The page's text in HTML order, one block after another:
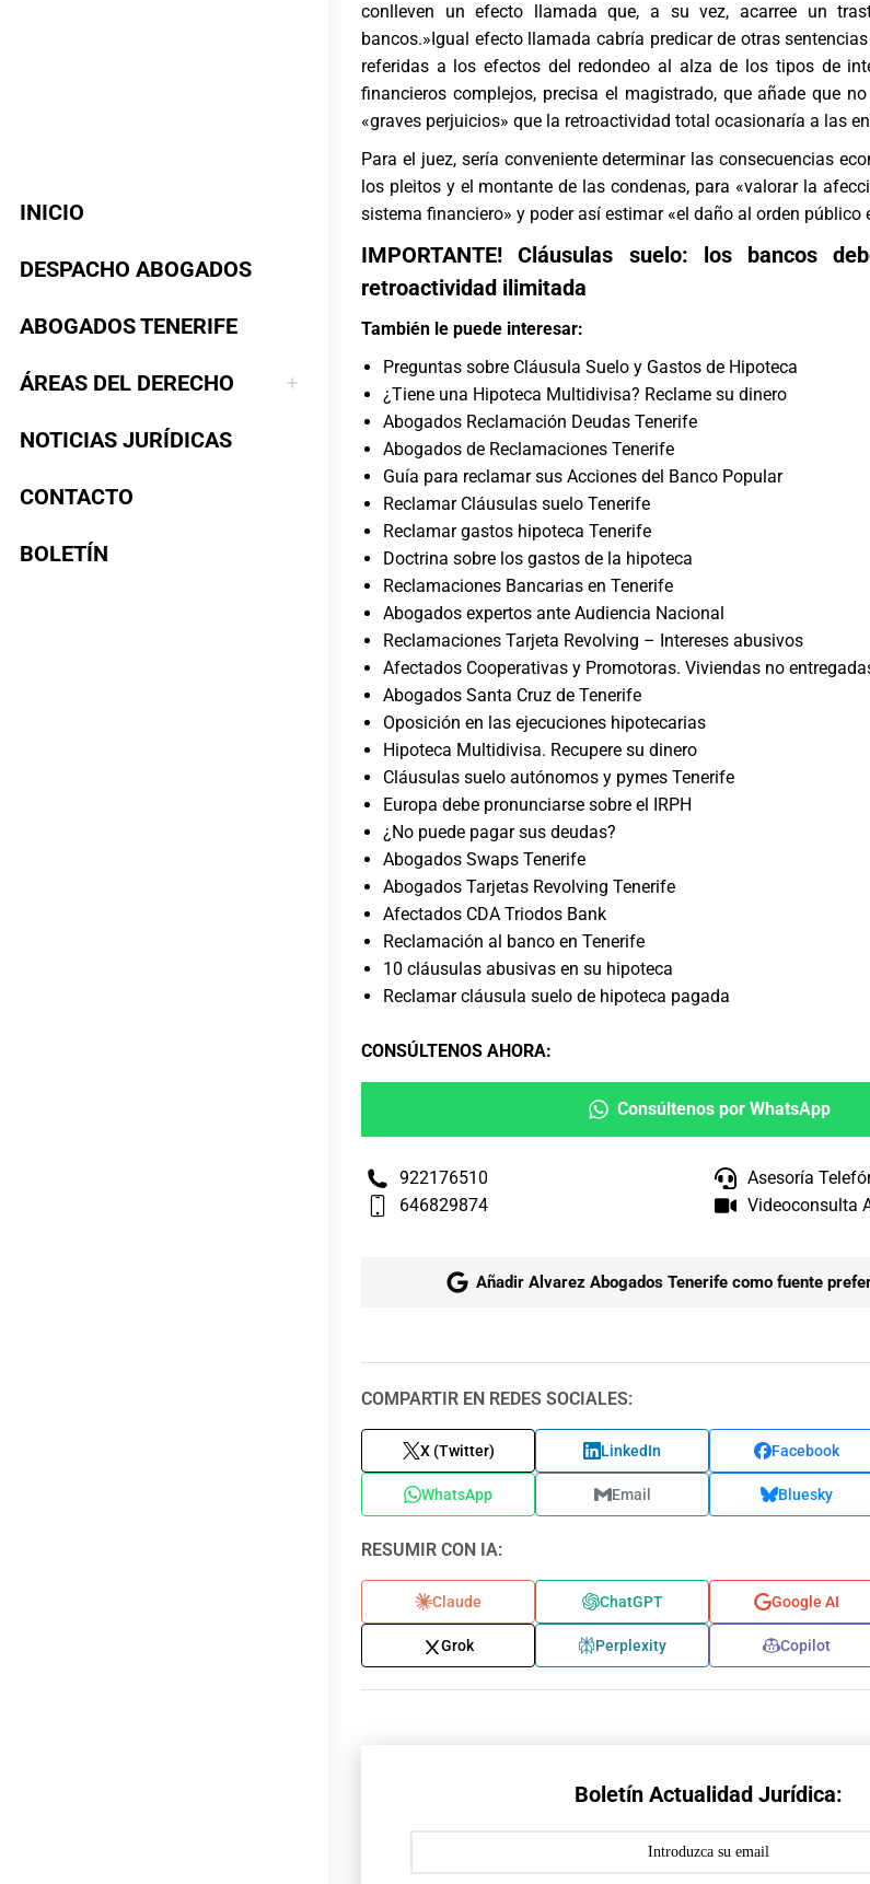
INICIO
DESPACHO ABOGADOS
ABOGADOS TENERIFE
ÁREAS DEL DERECHO
NOTICIAS JURÍDICAS
CONTACTO
BOLETÍN
conlleven un efecto llamada que, a su vez, acarree un
bancos.»Igual efecto llamada cabría predicar de otras
referidas a los efectos del redondeo al alza de los tipos de
financieros complejos, precisa el magistrado, que añade que
«graves perjuicios» que la retroactividad total ocasionaría a las
Para el juez, sería conveniente determinar las consecuencias
los pleitos y el montante de las condenas, para «valorar la
sistema financiero» y poder así estimar «el daño al orden público
IMPORTANTE!Cláusulas suelo: los bancos
retroactividad ilimitada
También le puede interesar:
Preguntas sobre Cláusula Suelo y Gastos de Hipoteca
¿Tiene una Hipoteca Multidivisa? Reclame su dinero
Abogados Reclamación Deudas Tenerife
Abogados de Reclamaciones Tenerife
Guía para reclamar sus Acciones del Banco Popular
Reclamar Cláusulas suelo Tenerife
Reclamar gastos hipoteca Tenerife
Doctrina sobre los gastos de la hipoteca
Reclamaciones Bancarias en Tenerife
Abogados expertos ante Audiencia Nacional
Reclamaciones Tarjeta Revolving – Intereses abusivos
Afectados Cooperativas y Promotoras. Viviendas no
Abogados Santa Cruz de Tenerife
Oposición en las ejecuciones hipotecarias
Hipoteca Multidivisa. Recupere su dinero
Cláusulas suelo autónomos y pymes Tenerife
Europa debe pronunciarse sobre el IRPH
¿No puede pagar sus deudas?
Abogados Swaps Tenerife
Abogados Tarjetas Revolving Tenerife
Afectados CDA Triodos Bank
Reclamación al banco en Tenerife
10 cláusulas abusivas en su hipoteca
Reclamar cláusula suelo de hipoteca pagada
CONSÚLTENOS AHORA:
Consúltenos por WhatsApp
922176510
646829874
Asesoría
Videoconsulta
Añadir Alvarez Abogados Tenerife como fuente
COMPARTIR EN REDES SOCIALES:
X (Twitter) LinkedIn Facebook
WhatsApp Email Bluesky
RESUMIR CON IA:
Claude ChatGPT Google AI
Grok Perplexity Copilot
Boletín Actualidad Jurídica: